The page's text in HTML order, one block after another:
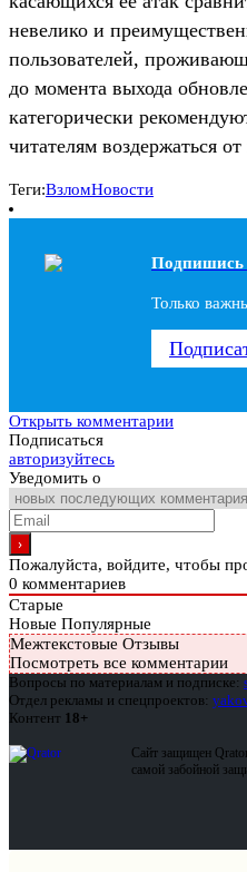
невелико и
пользователей,
до момента выхода
категорически
читателям воздержаться
Теги:ВзломНовости
Подпишись
Только
Открыть комментарии
Подписаться
авторизуйтесь
Уведомить о
Пожалуйста, войдите, чтобы
0 комментариев
Старые
Новые Популярные
Межтекстовые Отзывы
Посмотреть все комментарии
Вопросы по материалам и подписке:
Отдел рекламы и спецпроектов:
Контент 18+
Сайт защищен
самой забойной